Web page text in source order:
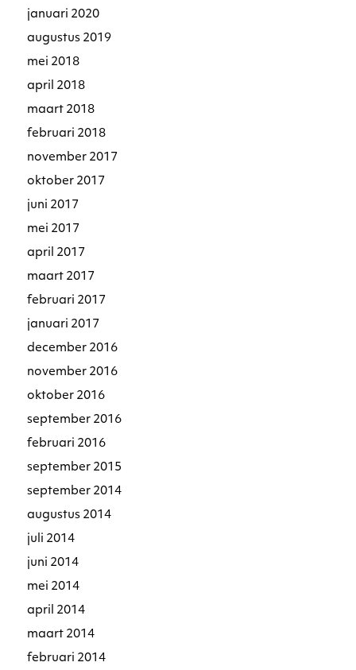
januari 2020
augustus 2019
mei 2018
april 2018
maart 2018
februari 2018
november 2017
oktober 2017
juni 2017
mei 2017
april 2017
maart 2017
februari 2017
januari 2017
december 2016
november 2016
oktober 2016
september 2016
februari 2016
september 2015
september 2014
augustus 2014
juli 2014
juni 2014
mei 2014
april 2014
maart 2014
februari 2014